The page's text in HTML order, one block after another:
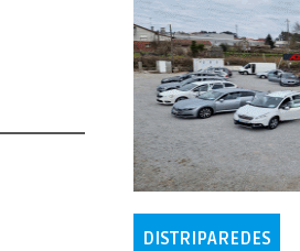
DISTRIPAREDES